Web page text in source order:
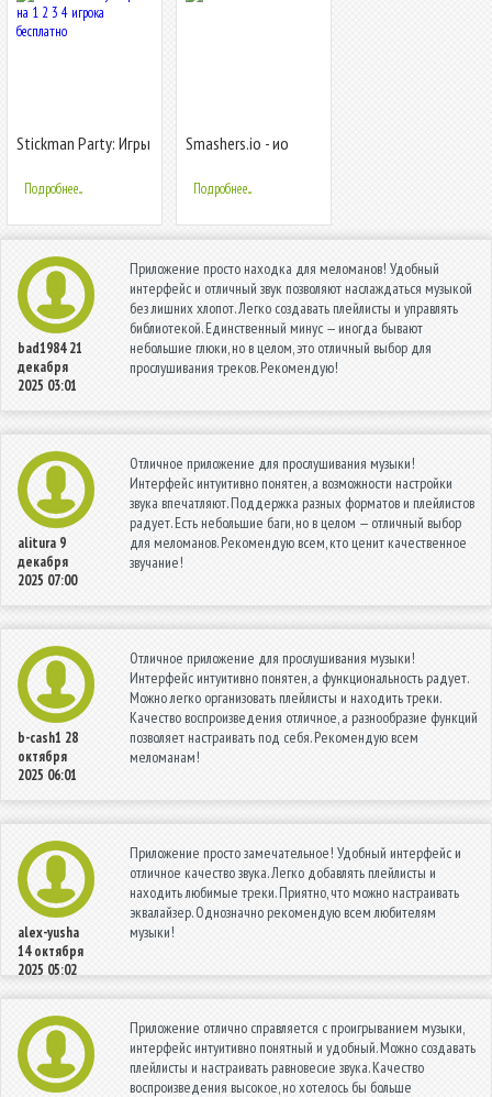
Stickman Party: Игры
бесплатно
Подробнее...
Smashers.io - ио
Подробнее...
bad1984 21
декабря
2025 03:01
Приложение просто находка для меломанов! Удобный
интерфейс и отличный звук позволяют наслаждаться музыкой
без лишних хлопот. Легко создавать плейлисты и управлять
библиотекой. Единственный минус — иногда бывают
небольшие глюки, но в целом, это отличный выбор для
прослушивания треков. Рекомендую!
alitura 9
декабря
2025 07:00
Отличное приложение для прослушивания музыки!
Интерфейс интуитивно понятен, а возможности настройки
звука впечатляют. Поддержка разных форматов и плейлистов
радует. Есть небольшие баги, но в целом — отличный выбор
для меломанов. Рекомендую всем, кто ценит качественное
звучание!
b-cash1 28
октября
2025 06:01
Отличное приложение для прослушивания музыки!
Интерфейс интуитивно понятен, а функциональность радует.
Можно легко организовать плейлисты и находить треки.
Качество воспроизведения отличное, а разнообразие функций
позволяет настраивать под себя. Рекомендую всем
меломанам!
alex-yusha
14 октября
2025 05:02
Приложение просто замечательное! Удобный интерфейс и
отличное качество звука. Легко добавлять плейлисты и
находить любимые треки. Приятно, что можно настраивать
эквалайзер. Однозначно рекомендую всем любителям
музыки!
Приложение отлично справляется с проигрыванием музыки,
интерфейс интуитивно понятный и удобный. Можно создавать
плейлисты и настраивать равновесие звука. Качество
воспроизведения высокое, но хотелось бы больше